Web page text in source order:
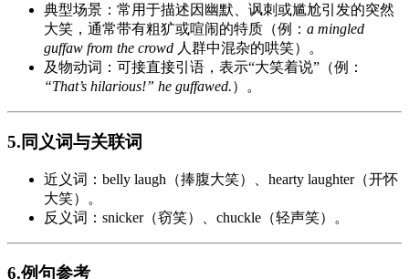
典型场景：常用于描述因幽默、讽刺或尴尬引发的突然
大笑，通常带有粗犷或喧闹的特质（例： a mingled
guffaw from the crowd 人群中混杂的哄笑）。
及物动词：可接直接引语，表示“大笑着说”（例：
“That’s hilarious!” he guffawed.）。
5.同义词与关联词
近义词：belly laugh（捧腹大笑）、hearty laughter（开怀
大笑）。
反义词：snicker（窃笑）、chuckle（轻声笑）。
6.例句参考